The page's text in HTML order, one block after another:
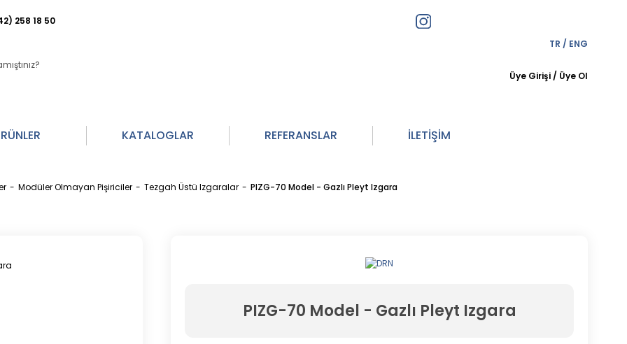
258 18 50
TR / ENG
Üye Girişi / Üye Ol
KATALOGLAR REFERANSLAR İLETİŞİM
Modüler Olmayan Pişiriciler Tezgah Üstü Izgaralar PIZG-70 Model - Gazlı Pleyt Izgara
PIZG-70 Model - Gazlı Pleyt Izgara